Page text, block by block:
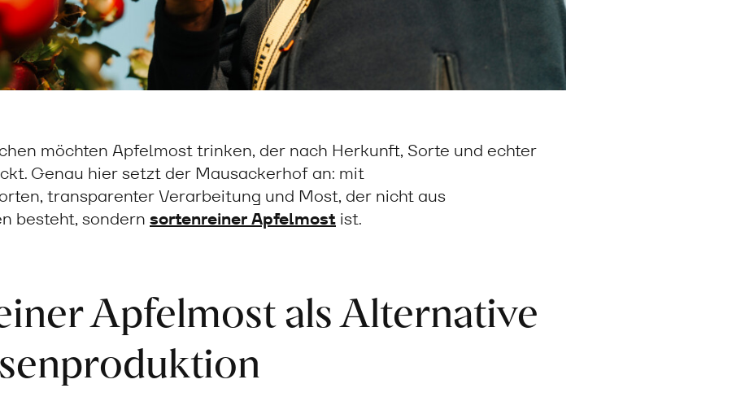
möchten Apfelmost trinken, der nach Herkunft, Sorte und echter
Genau hier setzt der Mausackerhof an: mit
transparenter Verarbeitung und Most, der nicht aus
besteht, sondern sortenreiner Apfelmost ist.
Apfelmost als Alternative